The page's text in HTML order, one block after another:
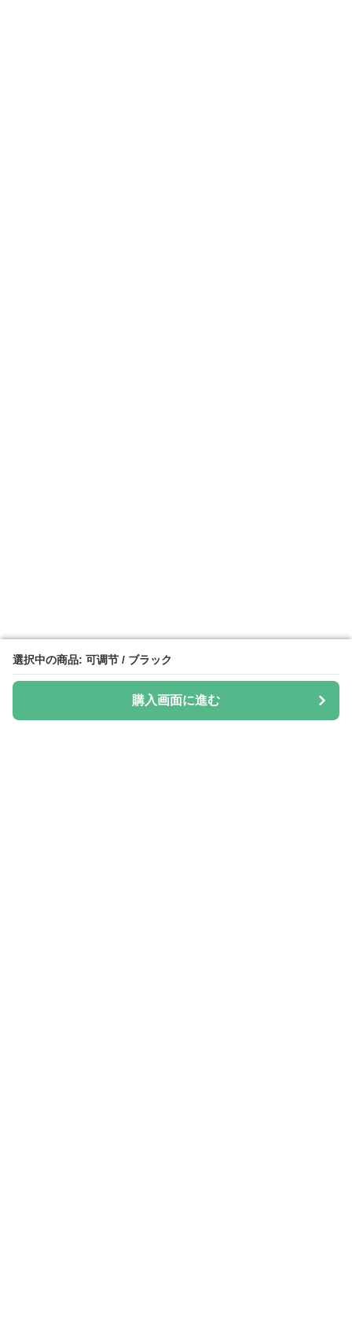
選択中の商品: 可调节 / ブラック
購入画面に進む
選択中の商品: 可调节 / ブラック
購入画面に進む